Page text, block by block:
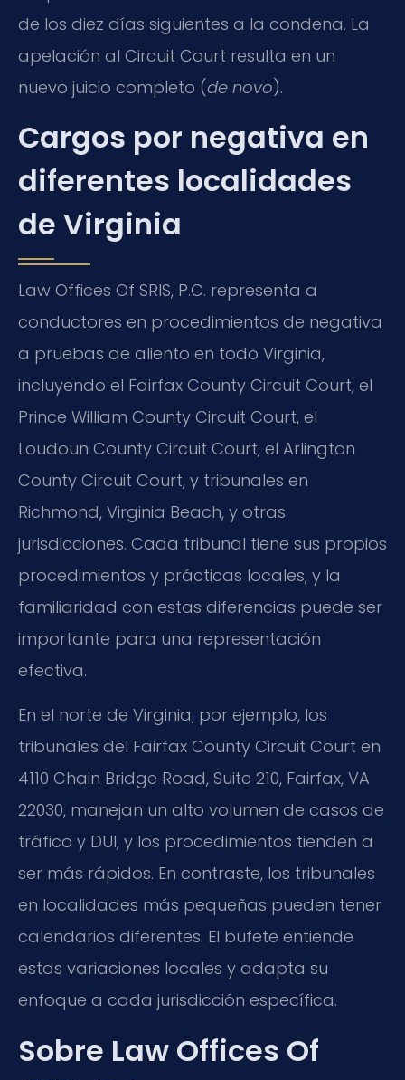
de los diez días siguientes a la condena. La
apelación al Circuit Court resulta en un
nuevo juicio completo (de novo).
Cargos por negativa en
diferentes localidades
de Virginia
Law Offices Of SRIS, P.C. representa a
conductores en procedimientos de negativa
a pruebas de aliento en todo Virginia,
incluyendo el Fairfax County Circuit Court, el
Prince William County Circuit Court, el
Loudoun County Circuit Court, el Arlington
County Circuit Court, y tribunales en
Richmond, Virginia Beach, y otras
jurisdicciones. Cada tribunal tiene sus propios
procedimientos y prácticas locales, y la
familiaridad con estas diferencias puede ser
importante para una representación
efectiva.
En el norte de Virginia, por ejemplo, los
tribunales del Fairfax County Circuit Court en
4110 Chain Bridge Road, Suite 210, Fairfax, VA
22030, manejan un alto volumen de casos de
tráfico y DUI, y los procedimientos tienden a
ser más rápidos. En contraste, los tribunales
en localidades más pequeñas pueden tener
calendarios diferentes. El bufete entiende
estas variaciones locales y adapta su
enfoque a cada jurisdicción específica.
Sobre Law Offices Of